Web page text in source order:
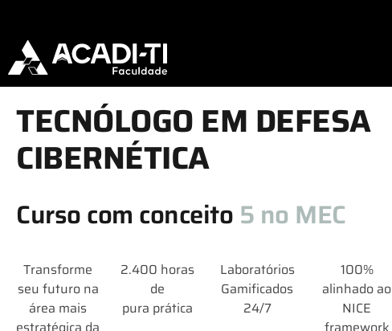
TECNÓLOGO EM DEFESA
CIBERNÉTICA
Curso com conceito 5 no MEC
Transforme
seu futuro na
área mais
2.400 horas
de
pura prática
Laboratórios
Gamificados
24/7
100%
alinhado ao
NICE